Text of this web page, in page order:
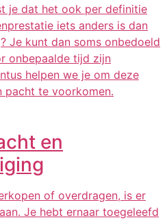
je dat het ook per definitie
iets anders is dan
Je kunt dan soms onbedoeld
onbepaalde tijd zijn
helpen we je om deze
pacht te voorkomen.
en
of overdragen, is er
Je hebt ernaar toegeleefd